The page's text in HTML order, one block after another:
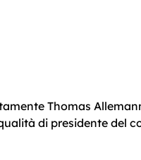
Thomas
di presidente del